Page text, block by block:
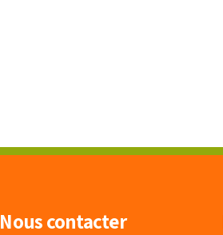
Nous contacter